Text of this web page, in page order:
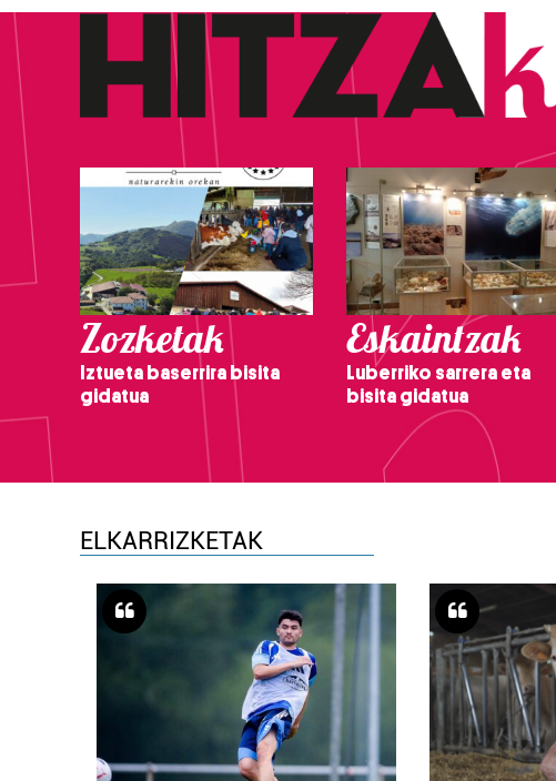
Zozketak
Iztueta baserrira bisita
gidatua
Eskaintzak
Luberriko sarrera eta
bisita gidatua
ELKARRIZKETAK